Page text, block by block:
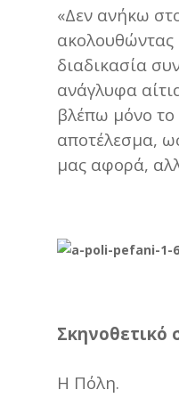
«Δεν ανήκω
ακολουθώντας
διαδικασία
ανάγλυφα
βλέπω μόνο
αποτέλεσμα,
μας αφορά,
Σκηνοθετικό
Η Πόλη.